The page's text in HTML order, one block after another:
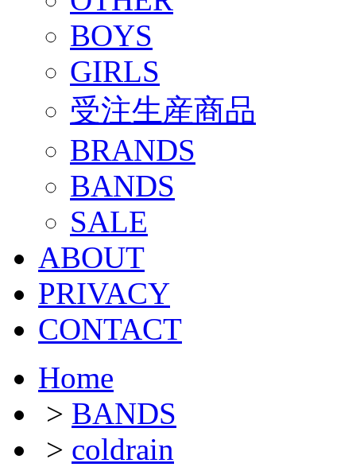
BOYS
GIRLS
受注生産商品
BRANDS
BANDS
SALE
ABOUT
PRIVACY
CONTACT
Home
> BANDS
> coldrain